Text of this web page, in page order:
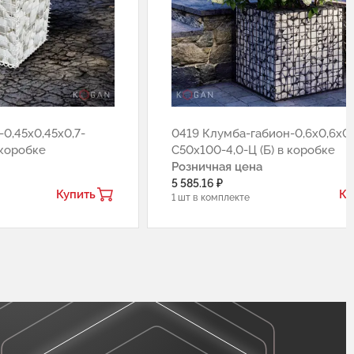
Купить
0419 Клумба-габион-
С50х100-4,0-Ц (Б) в коробке
Розничная цена
5 585.16 ₽
1 шт в комплекте